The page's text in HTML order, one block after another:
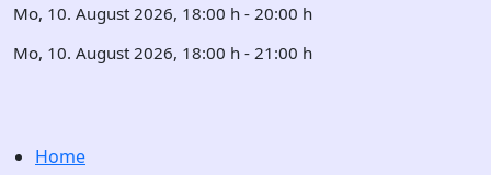
Mo, 10. August 2026, 18:00 h - 20:00 h
Mo, 10. August 2026, 18:00 h - 21:00 h
Home